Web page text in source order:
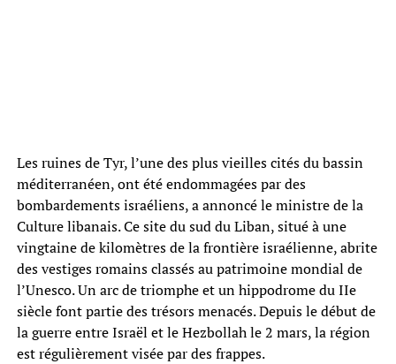
Les ruines de Tyr, l’une des plus vieilles cités du bassin
méditerranéen, ont été endommagées par des
bombardements israéliens, a annoncé le ministre de la
Culture libanais. Ce site du sud du Liban, situé à une
vingtaine de kilomètres de la frontière israélienne, abrite
des vestiges romains classés au patrimoine mondial de
l’Unesco. Un arc de triomphe et un hippodrome du IIe
siècle font partie des trésors menacés. Depuis le début de
la guerre entre Israël et le Hezbollah le 2 mars, la région
est régulièrement visée par des frappes.